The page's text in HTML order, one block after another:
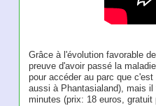
Grâce à l'évolution favorable
preuve d'avoir passé la
pour accéder au parc que
aussi à Phantasialand), mais
minutes (prix: 18 euros, gratuit